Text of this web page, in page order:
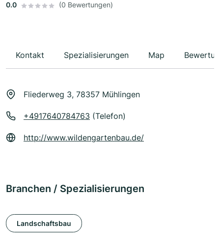
0.0
(0 Bewertungen)
Kontakt Spezialisierungen Map
Fliederweg 3, 78357 Mühlingen
+4917640784763 (Telefon)
http://www.wildengartenbau.de/
Branchen / Spezialisierungen
Landschaftsbau